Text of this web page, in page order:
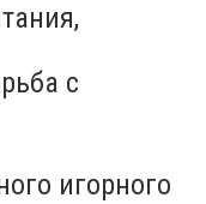
с
игорного